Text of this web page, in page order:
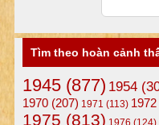
Tìm theo hoàn cảnh
1945(877) 1954
1970(207) 1971 (113) 1972
1975 (813) 1976 (124)